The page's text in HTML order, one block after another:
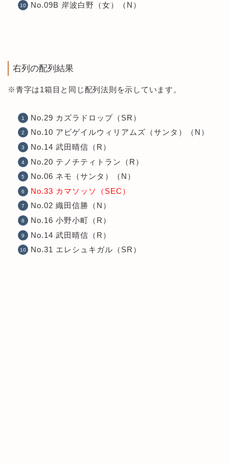
No.09B 岸波白野（女）（N）
右列の配列結果
※青字は1箱目と同じ配列法則を示しています。
No.29 カズラドロップ（SR）
No.10 アビゲイルウィリアムズ（サンタ）（N）
No.14 武田晴信（R）
No.20 テノチティトラン（R）
No.06 ネモ（サンタ）（N）
No.33 カマソッソ（SEC）
No.02 織田信勝（N）
No.16 小野小町（R）
No.14 武田晴信（R）
No.31 エレシュキガル（SR）